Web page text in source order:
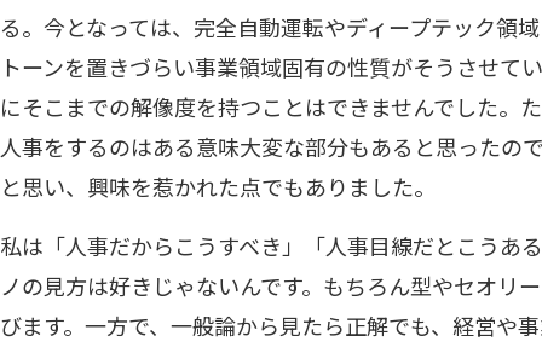
る。今となっては、完全自動運転やディープテック領
トーンを置きづらい事業領域固有の性質がそうさせて
にそこまでの解像度を持つことはできませんでした。
人事をするのはある意味大変な部分もあると思ったの
と思い、興味を惹かれた点でもありました。
私は「人事だからこうすべき」「人事目線だとこうあ
ノの見方は好きじゃないんです。もちろん型やセオリ
びます。一方で、一般論から見たら正解でも、経営や